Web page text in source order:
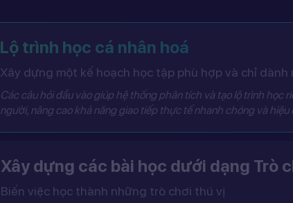
Lộ trình học cá nhân hoá
Xây dựng một kế hoạch học tập phù hợp và chỉ dành
Các câu hỏi đầu vào giúp hệ thống phân tích và tạo lộ trình học
người, nâng cao khả năng giao tiếp thực tế nhanh chóng và hiệu
Xây dựng các bài học dưới dạng Trò
Biến việc học thành những trò chơi thú vị